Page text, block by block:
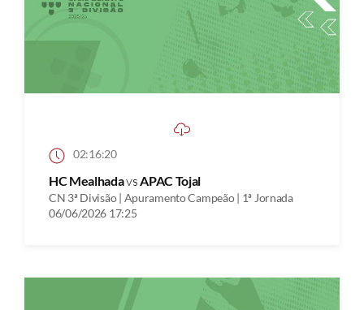
02:16:20
HC MealhadavsAPAC Tojal
CN 3ª Divisão | Apuramento Campeão | 1ª Jornada
06/06/2026 17:25